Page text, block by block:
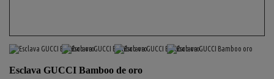
Esclava GUCCI Bamboo de oro